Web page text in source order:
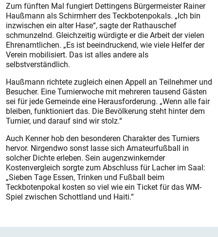
Zum fünften Mal fungiert Dettingens Bürgermeister Rainer
Haußmann als Schirmherr des Teckbotenpokals. „Ich bin
inzwischen ein alter Hase“, sagte der Rathauschef
schmunzelnd. Gleichzeitig würdigte er die Arbeit der vielen
Ehrenamtlichen. „Es ist beeindruckend, wie viele Helfer der
Verein mobilisiert. Das ist alles andere als
selbstverständlich.
Haußmann richtete zugleich einen Appell an Teilnehmer und
Besucher. Eine Turnierwoche mit mehreren tausend Gästen
sei für jede Gemeinde eine Herausforderung. „Wenn alle fair
bleiben, funktioniert das. Die Bevölkerung steht hinter dem
Turnier, und darauf sind wir stolz.“
Auch Kenner hob den besonderen Charakter des Turniers
hervor. Nirgendwo sonst lasse sich Amateurfußball in
solcher Dichte erleben. Sein augenzwinkernder
Kostenvergleich sorgte zum Abschluss für Lacher im Saal:
„Sieben Tage Essen, Trinken und Fußball beim
Teckbotenpokal kosten so viel wie ein Ticket für das WM-
Spiel zwischen Schottland und Haiti.“